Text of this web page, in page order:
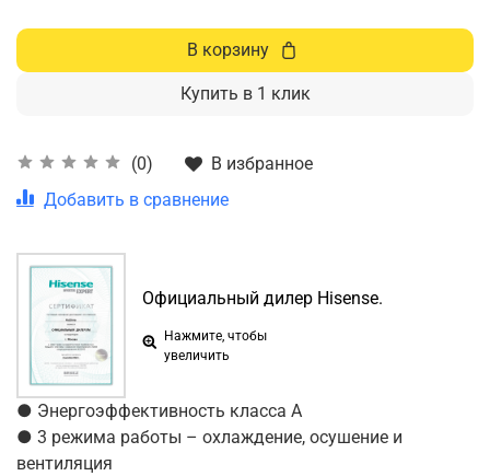
(0)
В избранное
Добавить в сравнение
В корзину
Купить в 1 клик
Официальный дилер Hisense.
Нажмите, чтобы
увеличить
● Энергоэффективность класса А
● 3 режима работы – охлаждение, осушение и
вентиляция